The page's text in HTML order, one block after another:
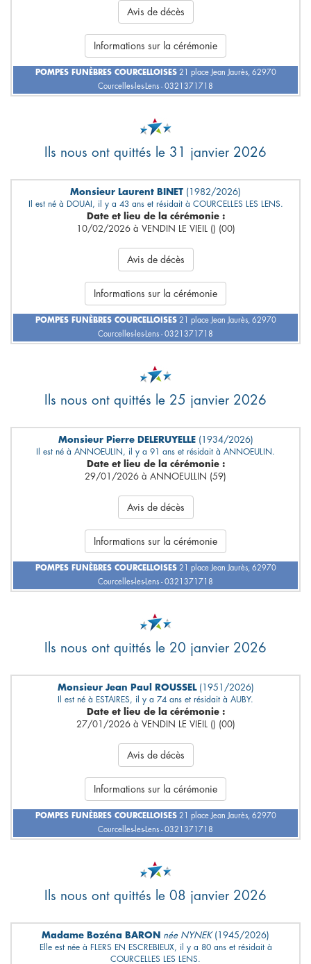
Avis de décès
Informations sur la cérémonie
POMPES FUNÈBRES COURCELLOISES21 place Jean Jaurès, 62970
Courcelles-les-Lens - 0321371718
Ils nous ont quittés le 31 janvier 2026
Monsieur Laurent BINET (1982/2026)
Il est né à DOUAI, il y a 43 ans et résidait à COURCELLES LES LENS.
Date et lieu de la cérémonie :
10/02/2026 à VENDIN LE VIEIL () (00)
Avis de décès
Informations sur la cérémonie
POMPES FUNÈBRES COURCELLOISES21 place Jean Jaurès, 62970
Courcelles-les-Lens - 0321371718
Ils nous ont quittés le 25 janvier 2026
Monsieur Pierre DELERUYELLE (1934/2026)
Il est né à ANNOEULIN, il y a 91 ans et résidait à ANNOEULIN.
Date et lieu de la cérémonie :
29/01/2026 à ANNOEULLIN (59)
Avis de décès
Informations sur la cérémonie
POMPES FUNÈBRES COURCELLOISES21 place Jean Jaurès, 62970
Courcelles-les-Lens - 0321371718
Ils nous ont quittés le 20 janvier 2026
Monsieur Jean Paul ROUSSEL (1951/2026)
Il est né à ESTAIRES, il y a 74 ans et résidait à AUBY.
Date et lieu de la cérémonie :
27/01/2026 à VENDIN LE VIEIL () (00)
Avis de décès
Informations sur la cérémonie
POMPES FUNÈBRES COURCELLOISES21 place Jean Jaurès, 62970
Courcelles-les-Lens - 0321371718
Ils nous ont quittés le 08 janvier 2026
Madame Bozéna BARON née NYNEK (1945/2026)
Elle est née à FLERS EN ESCREBIEUX, il y a 80 ans et résidait à
COURCELLES LES LENS.